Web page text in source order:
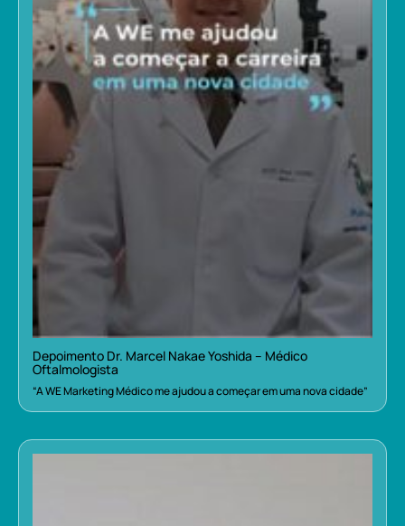
Depoimento Dr. Marcel Nakae Yoshida – Médico
Oftalmologista
“A WE Marketing Médico me ajudou a começar em uma nova cidade”